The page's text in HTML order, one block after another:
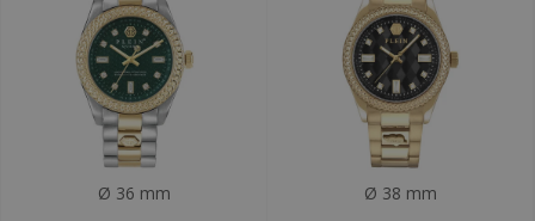
Ø 36 mm Ø 38 mm